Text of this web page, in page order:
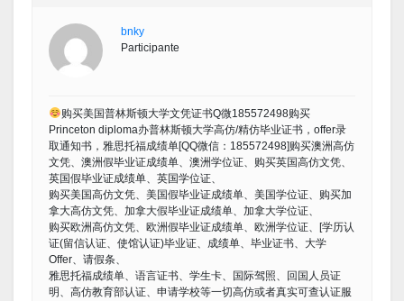
bnky
Participante
购买美国普林斯顿大学文凭证书Q微185572498购买
Princeton diploma办普林斯顿大学高仿/精仿毕业证书，offer录
取通知书，雅思托福成绩单[QQ微信：185572498]购买澳洲高仿
文凭、澳洲假毕业证成绩单、澳洲学位证、购买英国高仿文凭、
英国假毕业证成绩单、英国学位证、
购买美国高仿文凭、美国假毕业证成绩单、美国学位证、购买加
拿大高仿文凭、加拿大假毕业证成绩单、加拿大学位证、
购买欧洲高仿文凭、欧洲假毕业证成绩单、欧洲学位证、[学历认
证(留信认证、使馆认证)毕业证、成绩单、毕业证书、大学
Offer、请假条、
雅思托福成绩单、语言证书、学生卡、国际驾照、回国人员证
明、高仿教育部认证、申请学校等一切高仿或者真实可查认证服